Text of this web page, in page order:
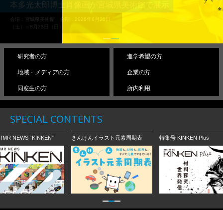
本多光太郎博士肖像画が宮城県美術館で展示
会場：宮城県美術館 会期：2026年6月20日
（土）～8月23日（日）
研究者の方 進学希望の方
地域・メディアの方 企業の方
同窓生の方 所内利用
SPECIAL CONTENTS
NEWS “KINKEN” きんけんイラスト元素周期表 特集号 KINKEN Plus